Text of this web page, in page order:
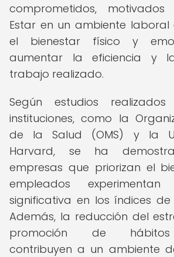
comprometidos,
Estar en un ambiente laboral
el bienestar físico y
aumentar la eficiencia y
trabajo realizado.
Según estudios
instituciones, como la
de la Salud (OMS) y la
Harvard, se ha
empresas que priorizan el
empleados
significativa en los índices
Además, la reducción del
promoción de hábitos
contribuyen a un ambiente